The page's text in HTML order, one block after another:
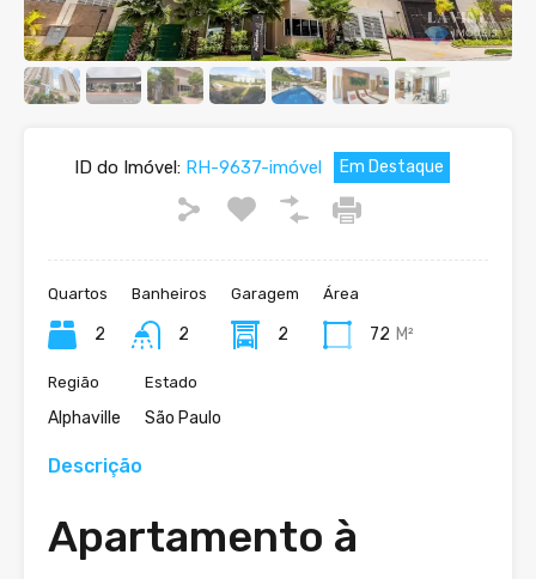
ID do Imóvel: RH-9637-imóvel Em Destaque
Quartos
2
Banheiros
2
Garagem
2
Área
72 M²
Região
Alphaville
Estado
São Paulo
Descrição
Apartamento à